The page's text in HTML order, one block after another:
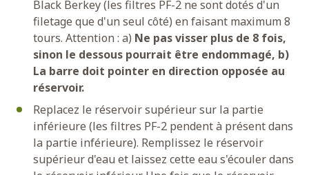
Black Berkey (les filtres PF-2 ne sont dotés d'un
filetage que d'un seul côté) en faisant maximum 8
tours. Attention : a) Ne pas visser plus de 8 fois,
sinon le dessous pourrait être endommagé, b)
La barre doit pointer en direction opposée au
réservoir.
Replacez le réservoir supérieur sur la partie
inférieure (les filtres PF-2 pendent à présent dans
la partie inférieure). Remplissez le réservoir
supérieur d'eau et laissez cette eau s'écouler dans